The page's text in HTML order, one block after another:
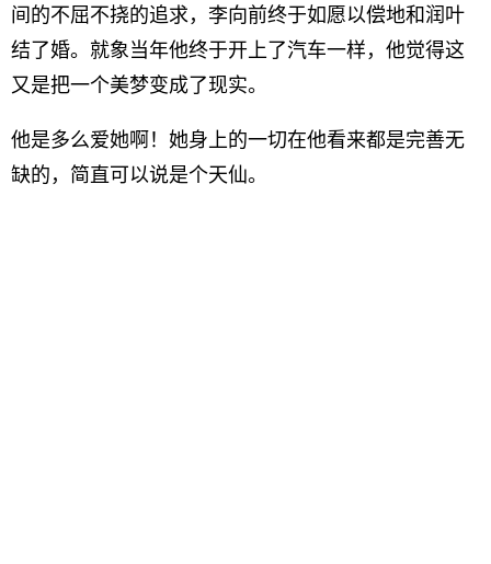
间的不屈不挠的追求，李向前终于如愿以偿地和润叶
结了婚。就象当年他终于开上了汽车一样，他觉得这
又是把一个美梦变成了现实。
他是多么爱她啊！她身上的一切在他看来都是完善无
缺的，简直可以说是个天仙。